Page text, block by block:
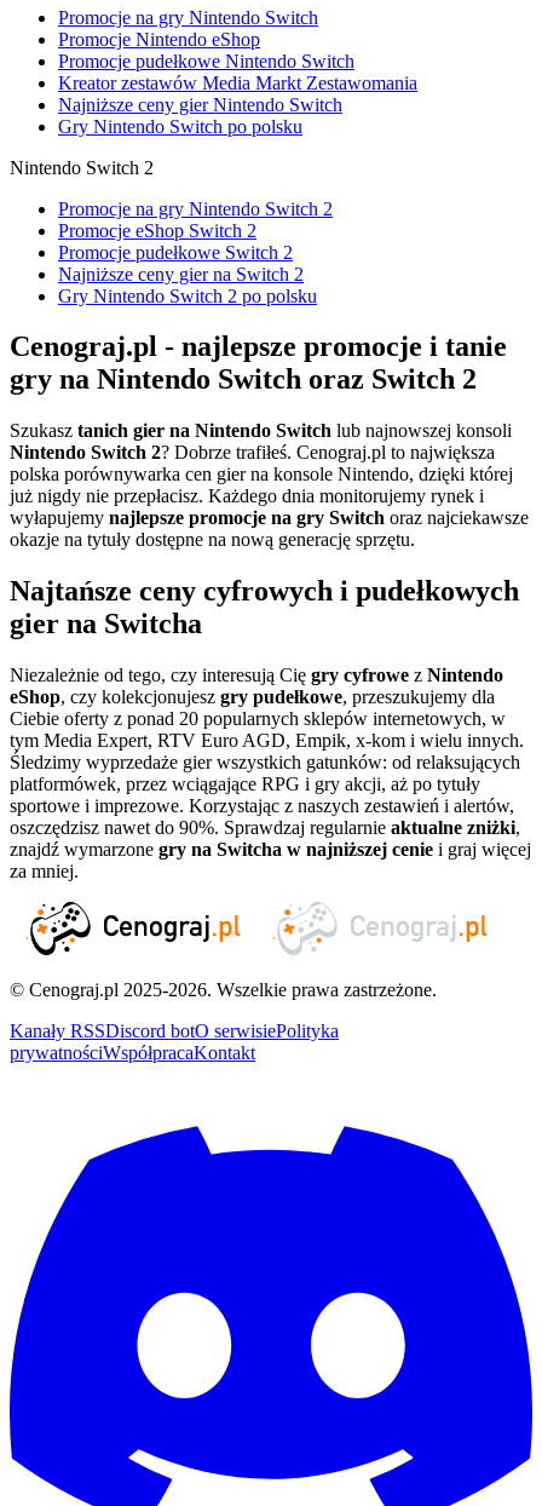
Promocje na gry Nintendo Switch
Promocje Nintendo eShop
Promocje pudełkowe Nintendo Switch
Kreator zestawów Media Markt Zestawomania
Najniższe ceny gier Nintendo Switch
Gry Nintendo Switch po polsku
Nintendo Switch 2
Promocje na gry Nintendo Switch 2
Promocje eShop Switch 2
Promocje pudełkowe Switch 2
Najniższe ceny gier na Switch 2
Gry Nintendo Switch 2 po polsku
Cenograj.pl - najlepsze promocje i tanie
gry na Nintendo Switch oraz Switch 2
Szukasz tanich gier na Nintendo Switch lub najnowszej konsoli
Nintendo Switch 2? Dobrze trafiłeś. Cenograj.pl to największa
polska porównywarka cen gier na konsole Nintendo, dzięki której
już nigdy nie przepłacisz. Każdego dnia monitorujemy rynek i
wyłapujemy najlepsze promocje na gry Switch oraz najciekawsze
okazje na tytuły dostępne na nową generację sprzętu.
Najtańsze ceny cyfrowych i pudełkowych
gier na Switcha
Niezależnie od tego, czy interesują Cię gry cyfrowe z Nintendo
eShop, czy kolekcjonujesz gry pudełkowe, przeszukujemy dla
Ciebie oferty z ponad 20 popularnych sklepów internetowych, w
tym Media Expert, RTV Euro AGD, Empik, x-kom i wielu innych.
Śledzimy wyprzedaże gier wszystkich gatunków: od relaksujących
platformówek, przez wciągające RPG i gry akcji, aż po tytuły
sportowe i imprezowe. Korzystając z naszych zestawień i alertów,
oszczędzisz nawet do 90%. Sprawdzaj regularnie aktualne zniżki,
znajdź wymarzone gry na Switcha w najniższej cenie i graj więcej
za mniej.
© Cenograj.pl 2025-2026. Wszelkie prawa zastrzeżone.
Kanały RSSDiscord botO serwisiePolityka
prywatnościWspółpracaKontakt